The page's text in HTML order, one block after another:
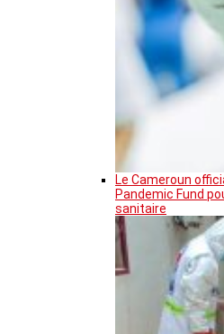
Le Cameroun
Pandemic Fund
sanitaire